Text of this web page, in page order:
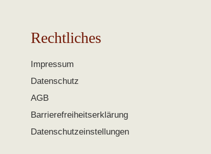
Rechtliches
Impressum
Datenschutz
AGB
Barrierefreiheitserklärung
Datenschutzeinstellungen